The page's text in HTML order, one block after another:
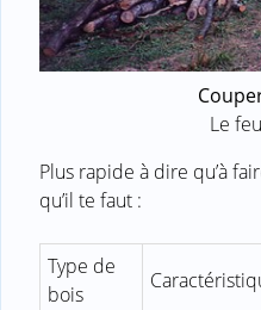
Le
Plus rapide à dire qu’à
qu’il te faut :
Type de
bois